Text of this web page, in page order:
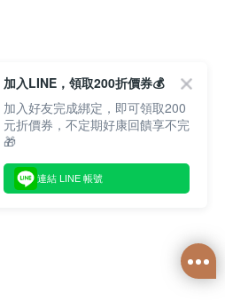
加入LINE，領取200折價券💰
加入好友完成綁定，即可領取200
元折價券，不定期好康回饋享不完
🎁
連結 LINE 帳號